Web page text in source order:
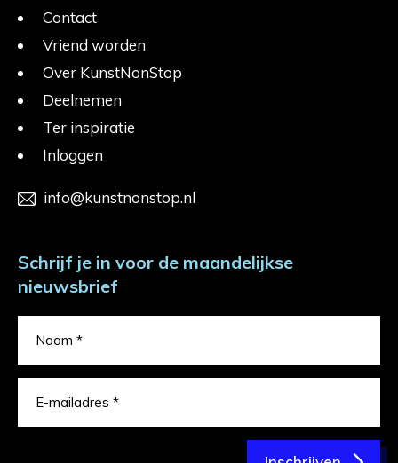
Contact
Vriend worden
Over KunstNonStop
Deelnemen
Ter inspiratie
Inloggen
info@kunstnonstop.nl
Schrijf je in voor de maandelijkse
nieuwsbrief